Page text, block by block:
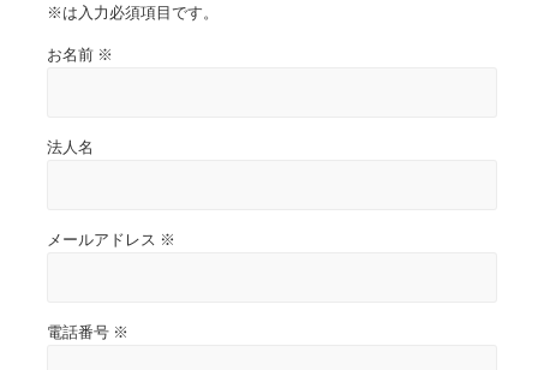
※は入力必須項目です。
お名前 ※
法人名
メールアドレス ※
電話番号 ※